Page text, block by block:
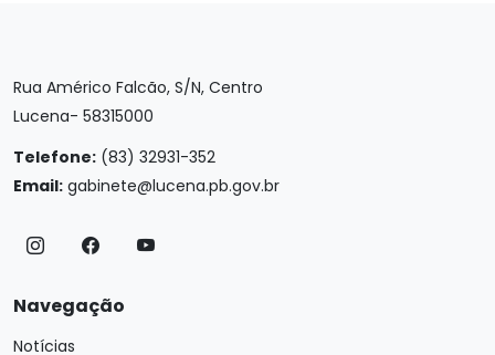
Rua Américo Falcão, S/N, Centro
Lucena- 58315000
Telefone: (83) 32931-352
Email: gabinete@lucena.pb.gov.br
Navegação
Notícias